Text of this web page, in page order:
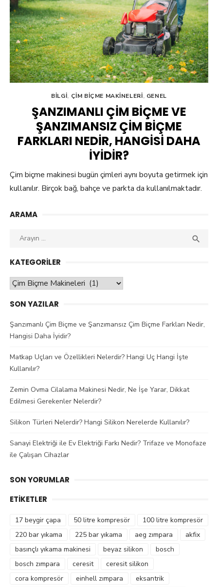
BILGI, ÇIM BIÇME MAKINELERI, GENEL
ŞANZIMANLI ÇIM BIÇME VE
ŞANZIMANSIZ ÇIM BIÇME
FARKLARI NEDIR, HANGISI DAHA
İYIDIR?
Çim biçme makinesi bugün çimleri aynı boyuta getirmek için
kullanılır. Birçok bağ, bahçe ve parkta da kullanılmaktadır.
ARAMA
Aranan

KATEGORILER
Kategoriler
SON YAZILAR
Şanzımanlı Çim Biçme ve Şanzımansız Çim Biçme Farkları Nedir,
Hangisi Daha İyidir?
Matkap Uçları ve Özellikleri Nelerdir? Hangi Uç Hangi İşte
Kullanılır?
Zemin Ovma Cilalama Makinesi Nedir, Ne İşe Yarar, Dikkat
Edilmesi Gerekenler Nelerdir?
Silikon Türleri Nelerdir? Hangi Silikon Nerelerde Kullanılır?
Sanayi Elektriği ile Ev Elektriği Farkı Nedir? Trifaze ve Monofaze
ile Çalışan Cihazlar
SON YORUMLAR
ETIKETLER
17 beygir çapa 50 litre kompresör
100 litre kompresör
220 bar yıkama
225 bar yıkama aeg zımpara
akfix
basınçlı yıkama makinesi
beyaz silikon
bosch
bosch zımpara
ceresit
ceresit silikon
cora kompresör
einhell zımpara
eksantrik